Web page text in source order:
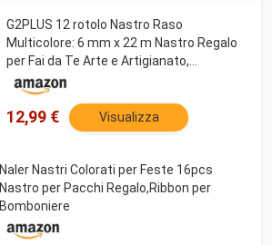
G2PLUS 12 rotolo Nastro Raso
Multicolore: 6 mm x 22 m Nastro Regalo
per Fai da Te Arte e Artigianato,
Confezioni Regalo, Palloncini, Fiocchi,
Decorazione di Cerimonia Nuziale
12,99 € Visualizza
Naler Nastri Colorati per Feste 16pcs
Nastro per Pacchi Regalo,Ribbon per
Bomboniere